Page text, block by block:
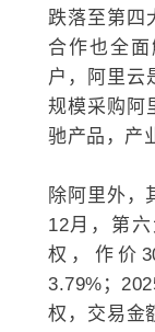
跌落至第四
合作也全
户，阿里云
规模采购阿
驰产品，产
除阿里外，
12月，第
权，作价
3.79%；
权，交易金